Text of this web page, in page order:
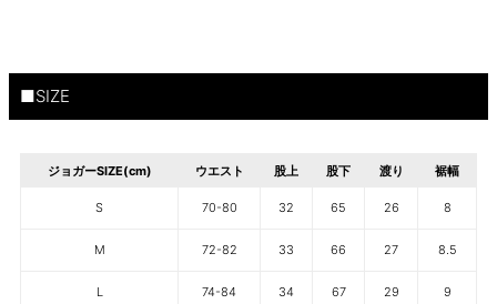
■SIZE
ジョガーSIZE(cm) ウエスト 股上 股下 渡り 裾幅
S 70-80 32 65 26 8
M 72-82 33 66 27 8.5
L 74-84 34 67 29 9